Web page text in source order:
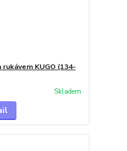
KUGO (134-
Skladem